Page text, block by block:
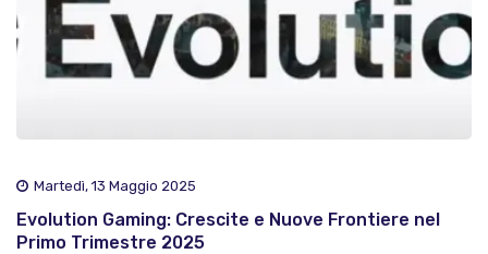
Martedì, 13 Maggio 2025
Evolution Gaming: Crescite e Nuove Frontiere nel
Primo Trimestre 2025